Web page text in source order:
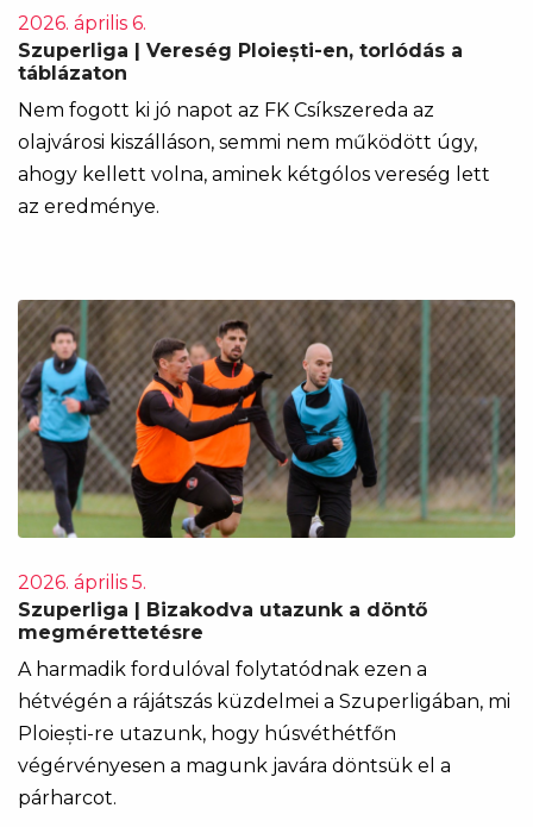
2026. április 6.
Szuperliga | Vereség Ploiești-en, torlódás a
táblázaton
Nem fogott ki jó napot az FK Csíkszereda az
olajvárosi kiszálláson, semmi nem működött úgy,
ahogy kellett volna, aminek kétgólos vereség lett
az eredménye.
2026. április 5.
Szuperliga | Bizakodva utazunk a döntő
megmérettetésre
A harmadik fordulóval folytatódnak ezen a
hétvégén a rájátszás küzdelmei a Szuperligában, mi
Ploiești-re utazunk, hogy húsvéthétfőn
végérvényesen a magunk javára döntsük el a
párharcot.